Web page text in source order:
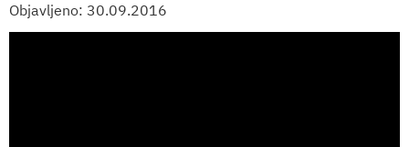
Objavljeno: 30.09.2016